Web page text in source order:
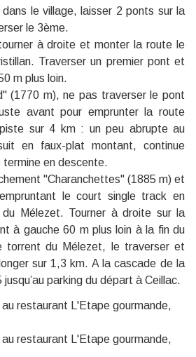
le village, laisser 2 ponts sur la
le 3ème.
à droite et monter la route le
Traverser un premier pont et
m plus loin.
(1770 m), ne pas traverser le pont
avant pour emprunter la route
sur 4 km : un peu abrupte au
en faux-plat montant, continue
en descente.
"Charanchettes" (1885 m) et
le court single track en
Mélezet. Tourner à droite sur la
à gauche 60 m plus loin à la fin du
torrent du Mélezet, le traverser et
sur 1,3 km. A la cascade de la
parking du départ à Ceillac.
au restaurant L'Etape gourmande,
au restaurant L'Etape gourmande,